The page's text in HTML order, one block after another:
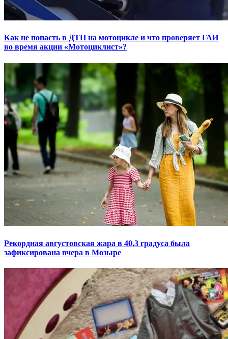
Как не попасть в ДТП на мотоцикле и что проверяет ГАИ
во время акции «Мотоциклист»?
Рекордная августовская жара в 40,3 градуса была
зафиксирована вчера в Мозыре